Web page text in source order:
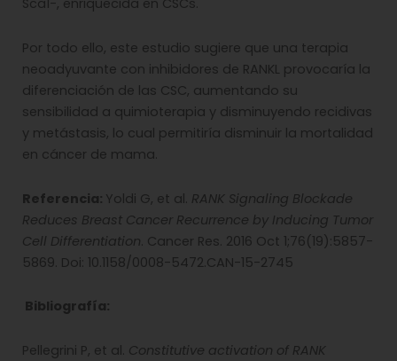
Sca1-, enriquecida en CSCs.
Por todo ello, este estudio sugiere que una terapia
neoadyuvante con inhibidores de RANKL provocaría la
diferenciación de las CSC, aumentando su
sensibilidad a quimioterapia y disminuyendo recidivas
y metástasis, lo cual permitiría disminuir la mortalidad
en cáncer de mama.
Referencia: Yoldi G, et al. RANK Signaling Blockade
Reduces Breast Cancer Recurrence by Inducing Tumor
Cell Differentiation. Cancer Res. 2016 Oct 1;76(19):5857-
5869. Doi: 10.1158/0008-5472.CAN-15-2745
Bibliografía:
Pellegrini P, et al. Constitutive activation of RANK